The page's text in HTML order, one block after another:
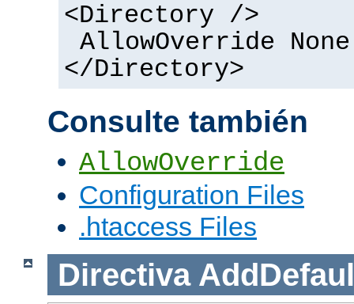
<Directory />
AllowOverride None
</Directory>
Consulte también
AllowOverride
Configuration Files
.htaccess Files
Directiva